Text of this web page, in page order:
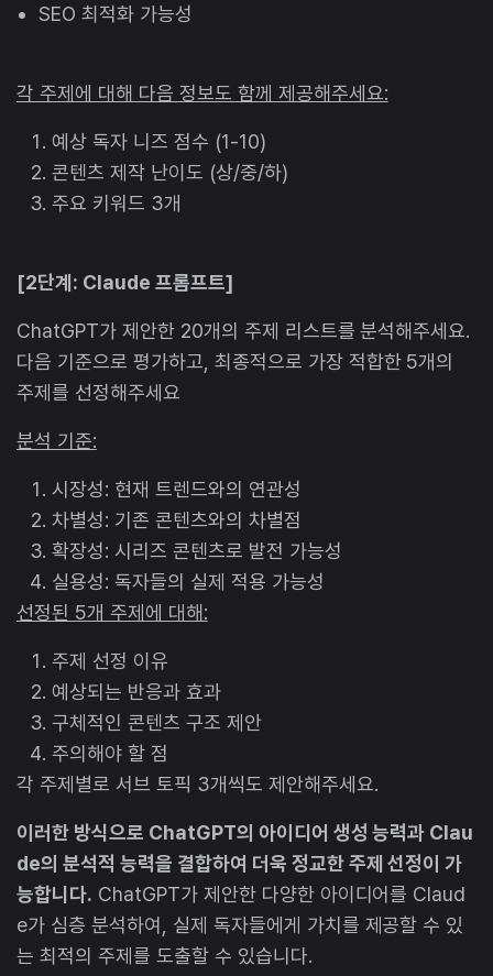
SEO 최적화 가능성
각 주제에 대해 다음 정보도 함께 제공해주세요:
예상 독자 니즈 점수 (1-10)
콘텐츠 제작 난이도 (상/중/하)
주요 키워드 3개
[2단계: Claude 프롬프트]
ChatGPT가 제안한 20개의 주제 리스트를 분석해주세요.
다음 기준으로 평가하고, 최종적으로 가장 적합한 5개의
주제를 선정해주세요
분석 기준:
시장성: 현재 트렌드와의 연관성
차별성: 기존 콘텐츠와의 차별점
확장성: 시리즈 콘텐츠로 발전 가능성
실용성: 독자들의 실제 적용 가능성
선정된 5개 주제에 대해:
주제 선정 이유
예상되는 반응과 효과
구체적인 콘텐츠 구조 제안
주의해야 할 점
각 주제별로 서브 토픽 3개씩도 제안해주세요.
이러한 방식으로 ChatGPT의 아이디어 생성 능력과 Clau
de의 분석적 능력을 결합하여 더욱 정교한 주제 선정이 가
능합니다. ChatGPT가 제안한 다양한 아이디어를 Claud
e가 심층 분석하여, 실제 독자들에게 가치를 제공할 수 있
는 최적의 주제를 도출할 수 있습니다.